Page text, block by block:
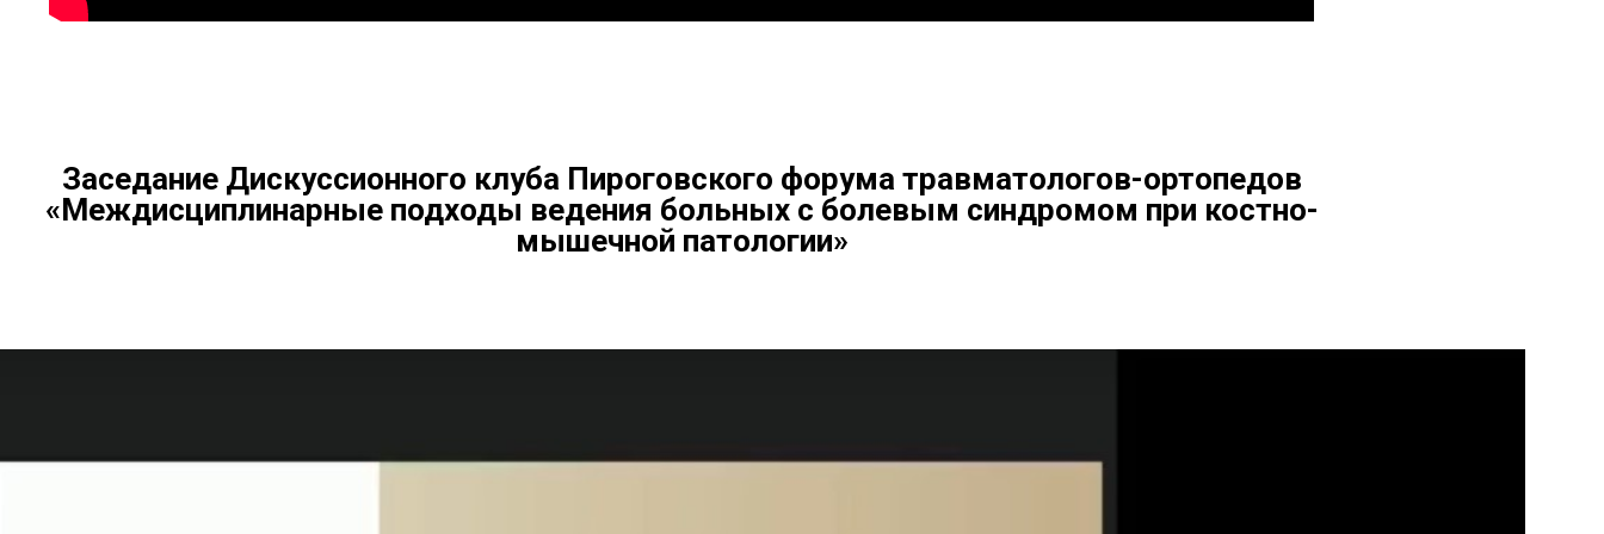
Заседание Дискуссионного клуба Пироговского форума травматологов-ортопедов
«Междисциплинарные подходы ведения больных с болевым синдромом при костно-
мышечной патологии»